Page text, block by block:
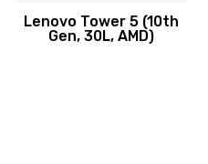
Lenovo Tower 5 (10th
Gen, 30L, AMD)